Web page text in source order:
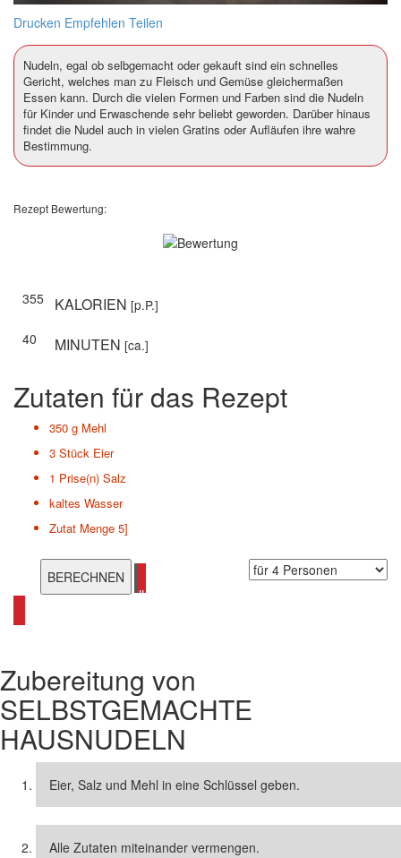
Drucken Empfehlen Teilen
Nudeln, egal ob selbgemacht oder gekauft sind ein schnelles
Gericht, welches man zu Fleisch und Gemüse gleichermaßen
Essen kann. Durch die vielen Formen und Farben sind die Nudeln
für Kinder und Erwaschende sehr beliebt geworden. Darüber hinaus
findet die Nudel auch in vielen Gratins oder Aufläufen ihre wahre
Bestimmung.
Rezept Bewertung:
355 KALORIEN [p.P.]
40
MINUTEN [ca.]
Zutaten für das Rezept
350 g Mehl
3 Stück Eier
1 Prise(n) Salz
kaltes Wasser
Zutat Menge 5]
alle Nudelauflauf Rezepte ansehen
Zubereitung von
SELBSTGEMACHTE
HAUSNUDELN
Eier, Salz und Mehl in eine Schlüssel geben.
Alle Zutaten miteinander vermengen.